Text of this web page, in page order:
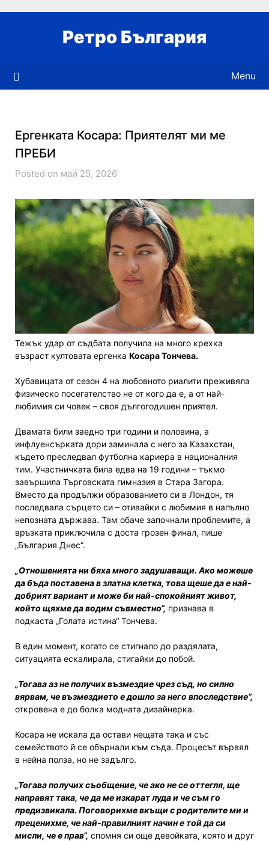
Ретро България
Menu
Ергенката Косара: Приятелят ми ме
ПРЕБИ
Posted on май 25, 2026
Тежък удар от съдбата получила на много крехка
възраст култовата ергенка Косара Тончева.
Хубавицата от сезон 4 на любовното риалити преживяла
физическо посегателство не от кого да е, а от най-
любимия си човек – своя дългогодишен приятел.
Двамата били заедно три години и половина, а
инфлуенсърката дори заминала с него за Казахстан,
където преследвал футболна кариера в националния
тим. Участничката била едва на 19 години – тъкмо
завършила Търговската гимназия в Стара Загора.
Вместо да продължи образованието си в Лондон, тя
последвала сърцето си – отивайки с любимия в напълно
непозната държава. Там обаче започнали проблемите, а
връзката приключила с доста грозен финал, пише
„България Днес“.
„Отношенията ни бяха много задушаващи. Ако можеше
да бъда поставена в златна клетка, това щеше да е най-
добрият вариант и може би най-спокойният живот,
който щяхме да водим съвместно“, признава в
подкаста „Голата истина“ Тончева.
В един момент, когато се стигнало до раздялата,
ситуацията ескалирала, стигайки до побой.
„Тогава аз не получих възмездие чрез съд, но силно
вярвам, че възмездието е дошло за него впоследствие“,
откровена е до болка модната дизайнерка.
Косара не искала да остави нещата така и със
семейството й се обърнали към съда. Процесът вървял
в нейна полза, но не задълго.
„Тогава получих съобщение, че ако не се оттегля, ще
направят така, че да ме изкарат луда и че съм го
предизвикала. Поговорихме вкъщи с родителите ми и
преценихме, че най-правилният начин е той да си
мисли, че е прав“, спомня си още девойката, която и друг